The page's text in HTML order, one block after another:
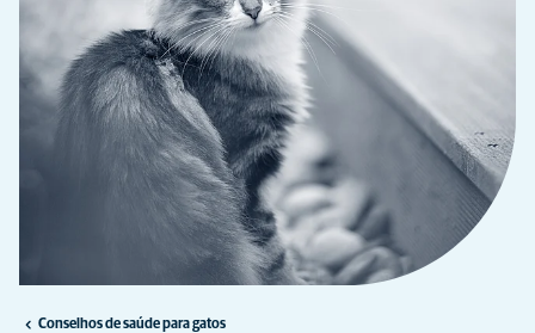
Conselhos de saúde para gatos